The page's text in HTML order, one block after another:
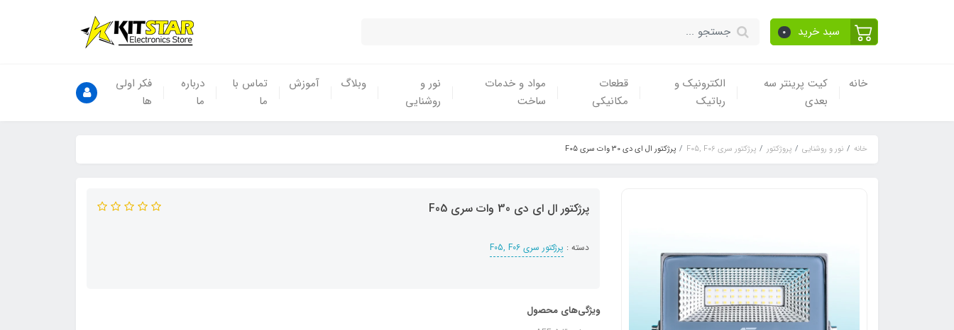
سبد خرید 0
خانه
کیت پرینتر سه
بعدی
الکترونیک و
رباتیک
قطعات
مکانیکی
مواد و خدمات
ساخت
نور و
روشنایی
وبلاگ آموزش
تماس با
ما
درباره
ما
فکر اولی
ها
خانه نور و روشنایی پروژکتور پرژکتور سری F05, F06 پرژکتور ال ای دی 30 وات سری F05
پرژکتور ال ای دی 30 وات سری F05
دسته : پرژکتور سری F05, F06
ویژگی‌های محصول